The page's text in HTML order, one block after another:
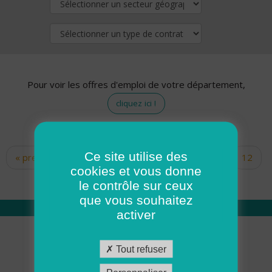
Pour voir les offres d'emploi de votre département,
cliquez ici !
Pages
« premier ‹ précédent … 10
12
14 15 16 17
Qui sommes nous
Académie ADMR
Ce site utilise des
cookies et vous donne
le contrôle sur ceux
que vous souhaitez
activer
Tout refuser